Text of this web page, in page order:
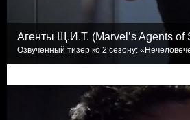
Агенты Щ.И.Т. (Marvel’s Agents of
Озвученный тизер ко 2 сезону: